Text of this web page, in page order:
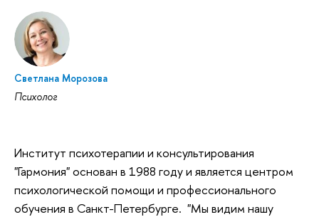
Светлана Морозова
Психолог
Институт психотерапии и консультирования
"Гармония" основан в 1988 году и является центром
психологической помощи и профессионального
обучения в Санкт-Петербурге. "Мы видим нашу